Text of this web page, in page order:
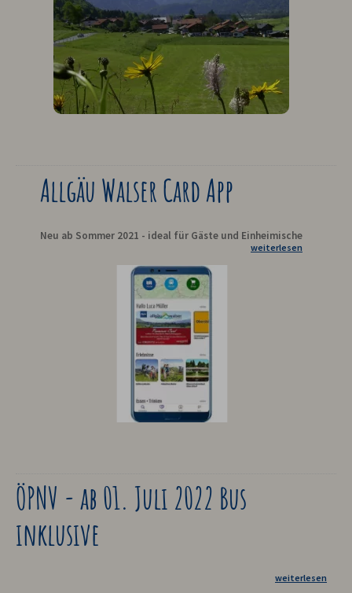
Allgäu Walser Card App
Neu ab Sommer 2021 - ideal für Gäste und Einheimische
weiterlesen
ÖPNV - ab 01. Juli 2022 Bus
inklusive
weiterlesen